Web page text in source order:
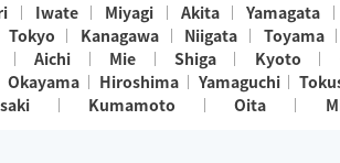
Iwate Miyagi Akita Yamagata
Tokyo Kanagawa Niigata Toyama
Aichi Mie Shiga Kyoto
Okayama Hiroshima Yamaguchi
Kumamoto Oita